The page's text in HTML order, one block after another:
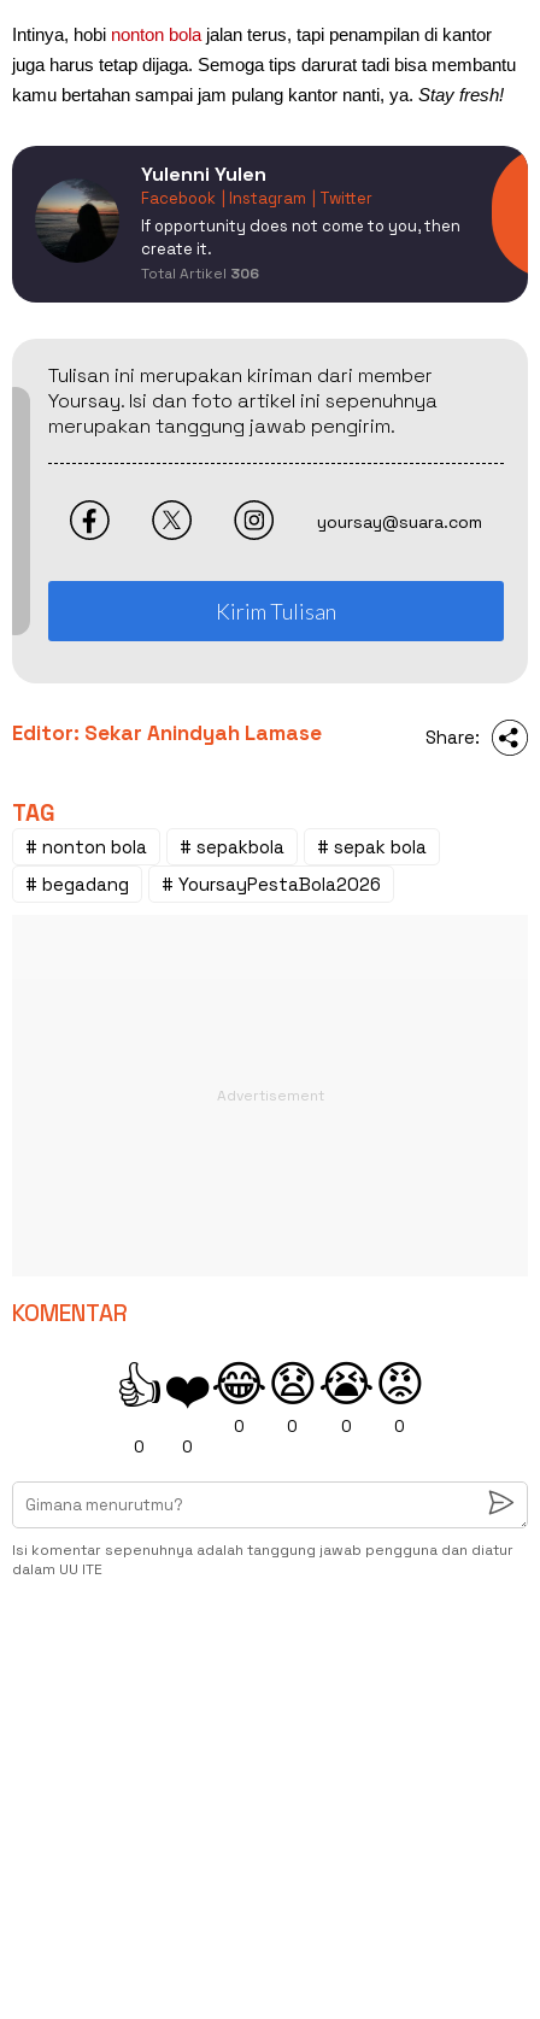
Intinya, hobi nonton bola jalan terus, tapi penampilan di kantor
juga harus tetap dijaga. Semoga tips darurat tadi bisa membantu
kamu bertahan sampai jam pulang kantor nanti, ya. Stay fresh!
Yulenni Yulen
Facebook | Instagram
| Twitter
If opportunity does not come to you, then
create it.
Total Artikel 306
Tulisan ini merupakan kiriman dari member
Yoursay. Isi dan foto artikel ini sepenuhnya
merupakan tanggung jawab pengirim.
yoursay@suara.com
Kirim Tulisan
Editor: Sekar Anindyah Lamase Share:
TAG
# nonton bola # sepakbola
# sepak bola
# begadang
# YoursayPestaBola2026
KOMENTAR
👍
0
❤️
0
😂
0
😧
0
😭
0
😡
0
Isi komentar sepenuhnya adalah tanggung jawab pengguna dan diatur
dalam UU ITE